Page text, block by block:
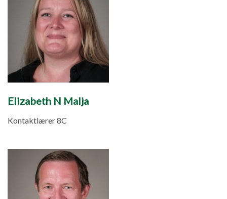
Elizabeth N Malja
Kontaktlærer 8C